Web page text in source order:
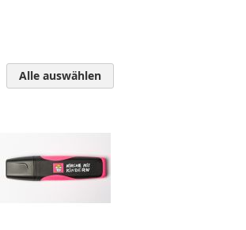
Alle auswählen